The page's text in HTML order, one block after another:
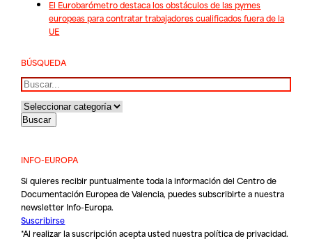
El Eurobarómetro destaca los obstáculos de las pymes
europeas para contratar trabajadores cualificados fuera de la
UE
BÚSQUEDA
Buscar
INFO-EUROPA
Si quieres recibir puntualmente toda la información del Centro de
Documentación Europea de Valencia, puedes subscribirte a nuestra
newsletter Info-Europa.
Suscribirse
*Al realizar la suscripción acepta usted nuestrapolítica de privacidad.